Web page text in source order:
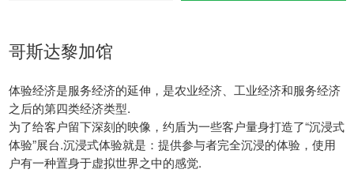
哥斯达黎加馆
体验经济是服务经济的延伸，是农业经济、工业经济和服务经济
之后的第四类经济类型.
为了给客户留下深刻的映像，约盾为一些客户量身打造了“沉浸式
体验”展台.沉浸式体验就是：提供参与者完全沉浸的体验，使用
户有一种置身于虚拟世界之中的感觉.